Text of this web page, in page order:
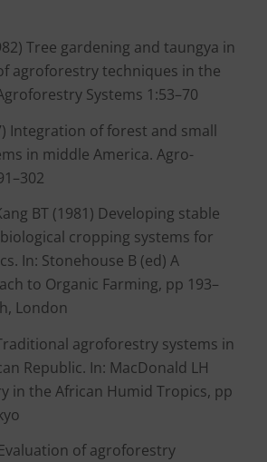
Tree gardening and taungya in
agroforestry techniques in the
Systems 1:53–70
Integration of forest and small
in middle America. Agro-
BT (1981) Developing stable
cropping systems for
In: Stonehouse B (ed) A
to Organic Farming, pp 193–
London
agroforestry systems in
Republic. In: MacDonald LH
in the African Humid Tropics, pp
of agroforestry